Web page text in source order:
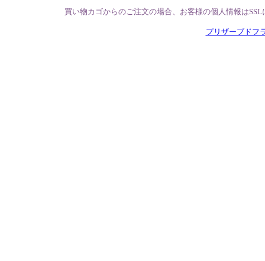
買い物カゴからのご注文の場合、お客様の個人情報は
プリザーブドフ